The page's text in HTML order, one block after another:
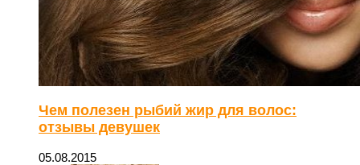
Чем полезен рыбий жир для волос:
отзывы девушек
05.08.2015